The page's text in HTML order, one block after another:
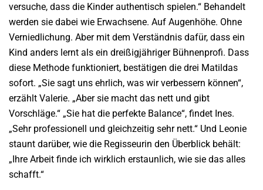
versuche, dass die Kinder authentisch spielen.“ Behandelt
werden sie dabei wie Erwachsene. Auf Augenhöhe. Ohne
Verniedlichung. Aber mit dem Verständnis dafür, dass ein
Kind anders lernt als ein dreißigjähriger Bühnenprofi. Dass
diese Methode funktioniert, bestätigen die drei Matildas
sofort. „Sie sagt uns ehrlich, was wir verbessern können“,
erzählt Valerie. „Aber sie macht das nett und gibt
Vorschläge.“ „Sie hat die perfekte Balance“, findet Ines.
„Sehr professionell und gleichzeitig sehr nett.“ Und Leonie
staunt darüber, wie die Regisseurin den Überblick behält:
„Ihre Arbeit finde ich wirklich erstaunlich, wie sie das alles
schafft.“